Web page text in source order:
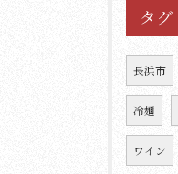
タグ
長浜市
冷麺
ワイン